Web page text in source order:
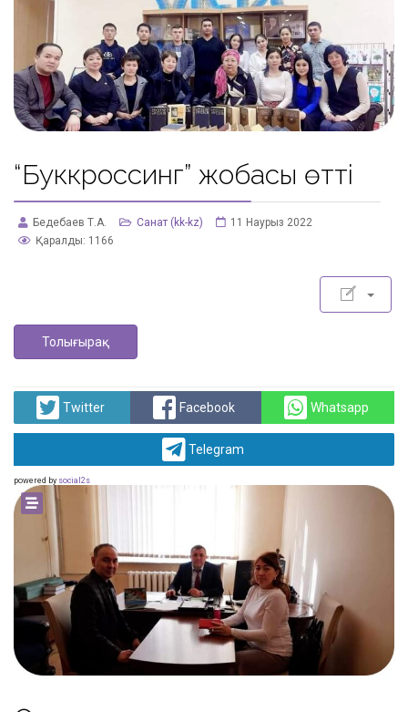
“Буккроссинг” жобасы өтті
Бедебаев Т.А. Санат (kk-kz)
11 Наурыз 2022
Қаралды: 1166
Толығырақ
Twitter Facebook Whatsapp
Telegram
powered by social2s